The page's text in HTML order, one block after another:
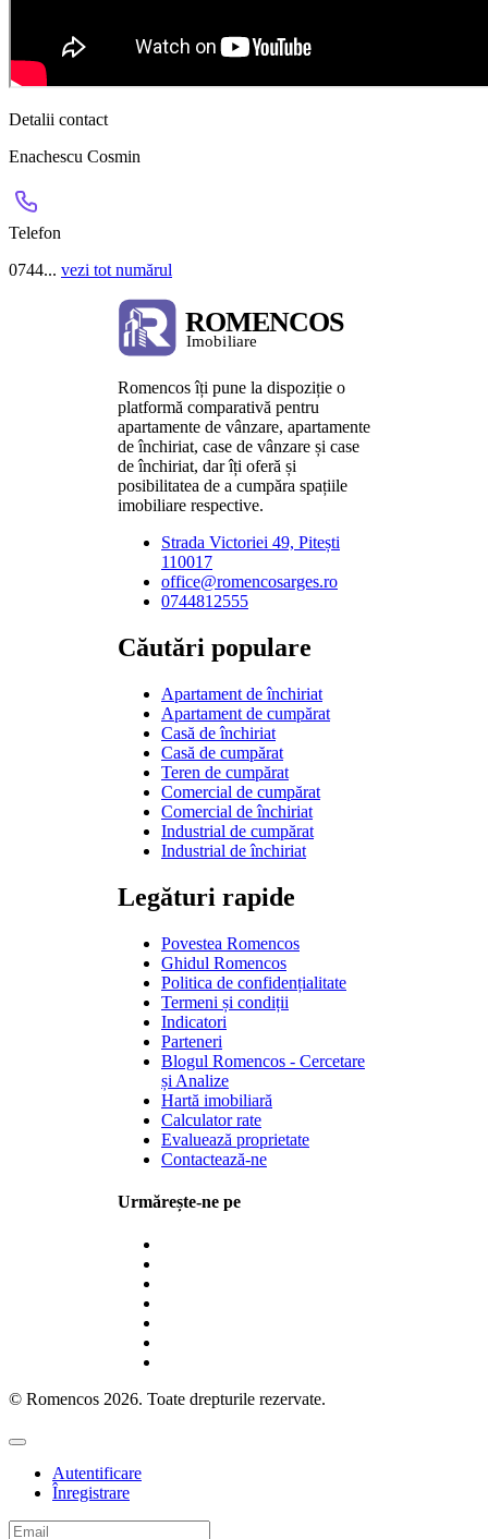
Detalii contact
Enachescu Cosmin
Telefon
0744... vezi tot numărul
Romencos îți pune la dispoziție o
platformă comparativă pentru
apartamente de vânzare, apartamente
de închiriat, case de vânzare și case
de închiriat, dar îți oferă și
posibilitatea de a cumpăra spațiile
imobiliare respective.
Strada Victoriei 49, Pitești
110017
office@romencosarges.ro
0744812555
Căutări populare
Apartament de închiriat
Apartament de cumpărat
Casă de închiriat
Casă de cumpărat
Teren de cumpărat
Comercial de cumpărat
Comercial de închiriat
Industrial de cumpărat
Industrial de închiriat
Legături rapide
Povestea Romencos
Ghidul Romencos
Politica de confidențialitate
Termeni și condiții
Indicatori
Parteneri
Blogul Romencos - Cercetare
și Analize
Hartă imobiliară
Calculator rate
Evaluează proprietate
Contactează-ne
Urmărește-ne pe
© Romencos 2026. Toate drepturile rezervate.
Autentificare
Înregistrare